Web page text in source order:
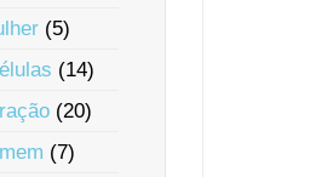
(5)
(14)
(20)
(7)